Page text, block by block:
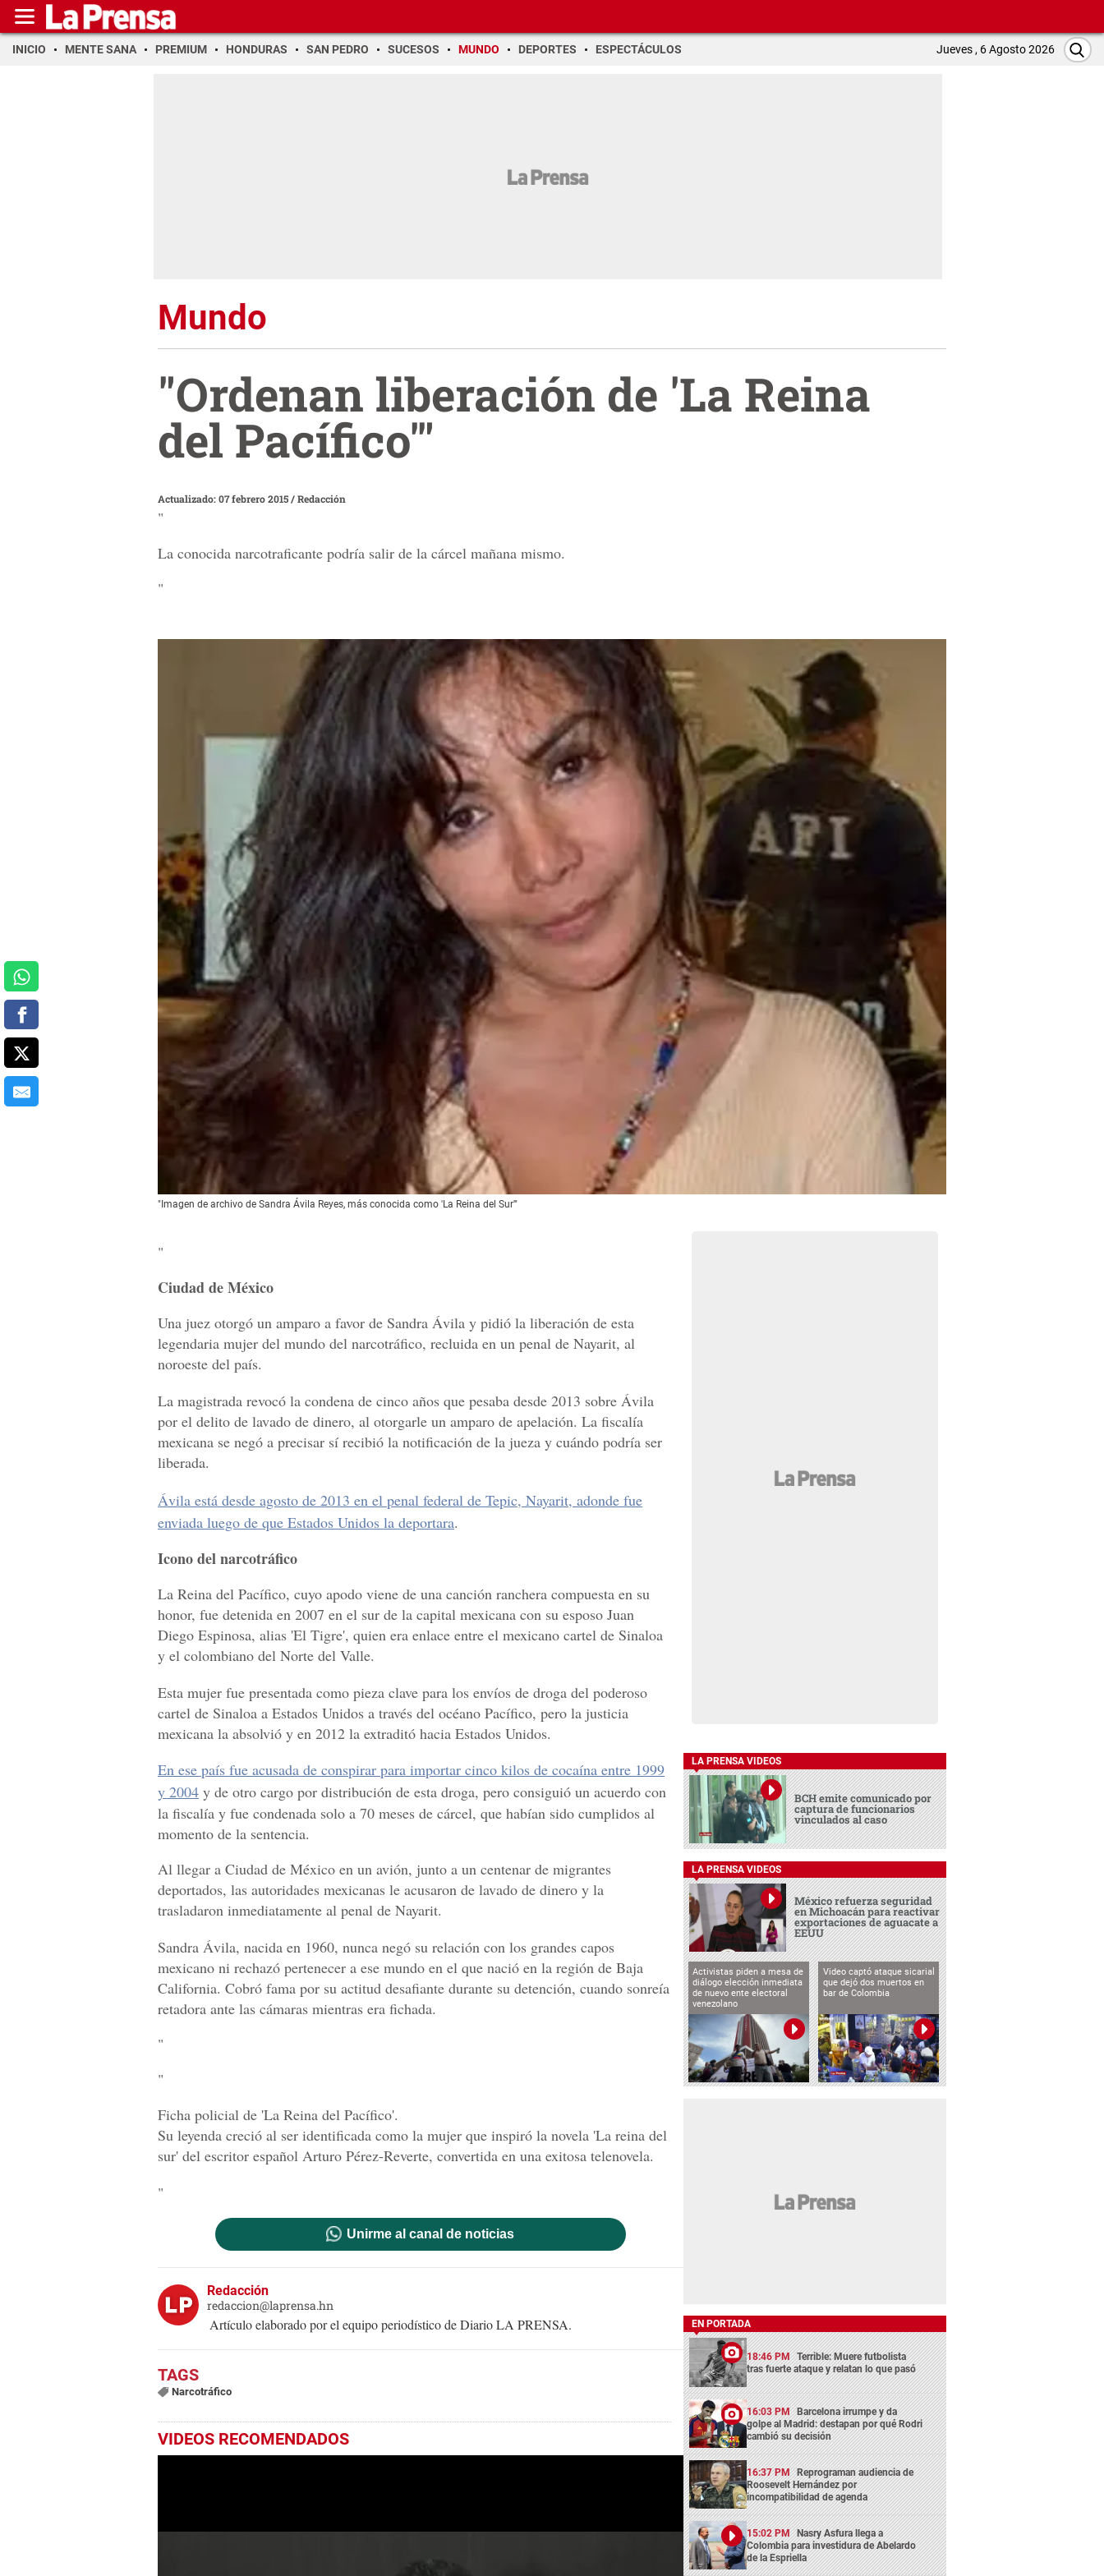
INICIO MENTE SANA PREMIUM HONDURAS SAN PEDRO SUCESOS MUNDO DEPORTES ESPECTÁCULOS Jueves , 6 Agosto 2026
Mundo
"Ordenan liberación de 'La Reina
del Pacífico'"
Actualizado: 07 febrero 2015/Redacción
"
La conocida narcotraficante podría salir de la cárcel mañana mismo.
"
"Imagen de archivo de Sandra Ávila Reyes, más conocida como 'La Reina del Sur'"
"
Ciudad de México
Una juez otorgó un amparo a favor de Sandra Ávila y pidió la liberación de esta
legendaria mujer del mundo del narcotráfico, recluida en un penal de Nayarit, al
noroeste del país.
La magistrada revocó la condena de cinco años que pesaba desde 2013 sobre Ávila
por el delito de lavado de dinero, al otorgarle un amparo de apelación. La fiscalía
mexicana se negó a precisar sí recibió la notificación de la jueza y cuándo podría ser
liberada.
Ávila está desde agosto de 2013 en el penal federal de Tepic, Nayarit, adonde fue
enviada luego de que Estados Unidos la deportara.
Icono del narcotráfico
La Reina del Pacífico, cuyo apodo viene de una canción ranchera compuesta en su
honor, fue detenida en 2007 en el sur de la capital mexicana con su esposo Juan
Diego Espinosa, alias 'El Tigre', quien era enlace entre el mexicano cartel de Sinaloa
y el colombiano del Norte del Valle.
Esta mujer fue presentada como pieza clave para los envíos de droga del poderoso
cartel de Sinaloa a Estados Unidos a través del océano Pacífico, pero la justicia
mexicana la absolvió y en 2012 la extraditó hacia Estados Unidos.
En ese país fue acusada de conspirar para importar cinco kilos de cocaína entre 1999
y 2004 y de otro cargo por distribución de esta droga, pero consiguió un acuerdo con
la fiscalía y fue condenada solo a 70 meses de cárcel, que habían sido cumplidos al
momento de la sentencia.
Al llegar a Ciudad de México en un avión, junto a un centenar de migrantes
deportados, las autoridades mexicanas le acusaron de lavado de dinero y la
trasladaron inmediatamente al penal de Nayarit.
Sandra Ávila, nacida en 1960, nunca negó su relación con los grandes capos
mexicano ni rechazó pertenecer a ese mundo en el que nació en la región de Baja
California. Cobró fama por su actitud desafiante durante su detención, cuando sonreía
retadora ante las cámaras mientras era fichada.
"
"
Ficha policial de 'La Reina del Pacífico'.
Su leyenda creció al ser identificada como la mujer que inspiró la novela 'La reina del
sur' del escritor español Arturo Pérez-Reverte, convertida en una exitosa telenovela.
"
Unirme al canal de noticias
Redacción
redaccion@laprensa.hn
Artículo elaborado por el equipo periodístico de Diario LA PRENSA.
Narcotráfico
VIDEOS RECOMENDADOS
LA PRENSA VIDEOS
BCH emite comunicado por
captura de funcionarios
vinculados al caso
LA PRENSA VIDEOS
México refuerza seguridad
en Michoacán para reactivar
exportaciones de aguacate a
EEUU
Activistas piden a mesa de
diálogo elección inmediata
de nuevo ente electoral
venezolano
Video captó ataque sicarial
que dejó dos muertos en
bar de Colombia
EN PORTADA
18:46 PM Terrible: Muere futbolista
tras fuerte ataque y relatan lo que pasó
16:03 PM Barcelona irrumpe y da
golpe al Madrid: destapan por qué Rodri
cambió su decisión
16:37 PM Reprograman audiencia de
Roosevelt Hernández por
incompatibilidad de agenda
15:02 PM Nasry Asfura llega a
Colombia para investidura de Abelardo
de la Espriella